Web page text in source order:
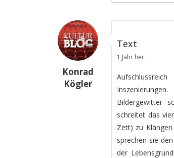
Konrad
Kögler
Text
1 Jahr her.
Bildergewitter
schreitet das
Zett) zu
sprechen sie
der